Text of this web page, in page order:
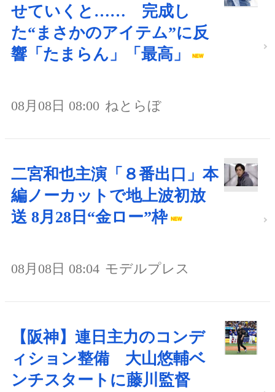
せていくと…… 完成し
た“まさかのアイテム”に反
響「たまらん」「最高」
08月08日 08:00 ねとらぼ
二宮和也主演「８番出口」本
編ノーカットで地上波初放
送 8月28日“金ロー”枠
08月08日 08:04 モデルプレス
【阪神】連日主力のコンデ
ィション整備 大山悠輔ベ
ンチスタートに藤川監督